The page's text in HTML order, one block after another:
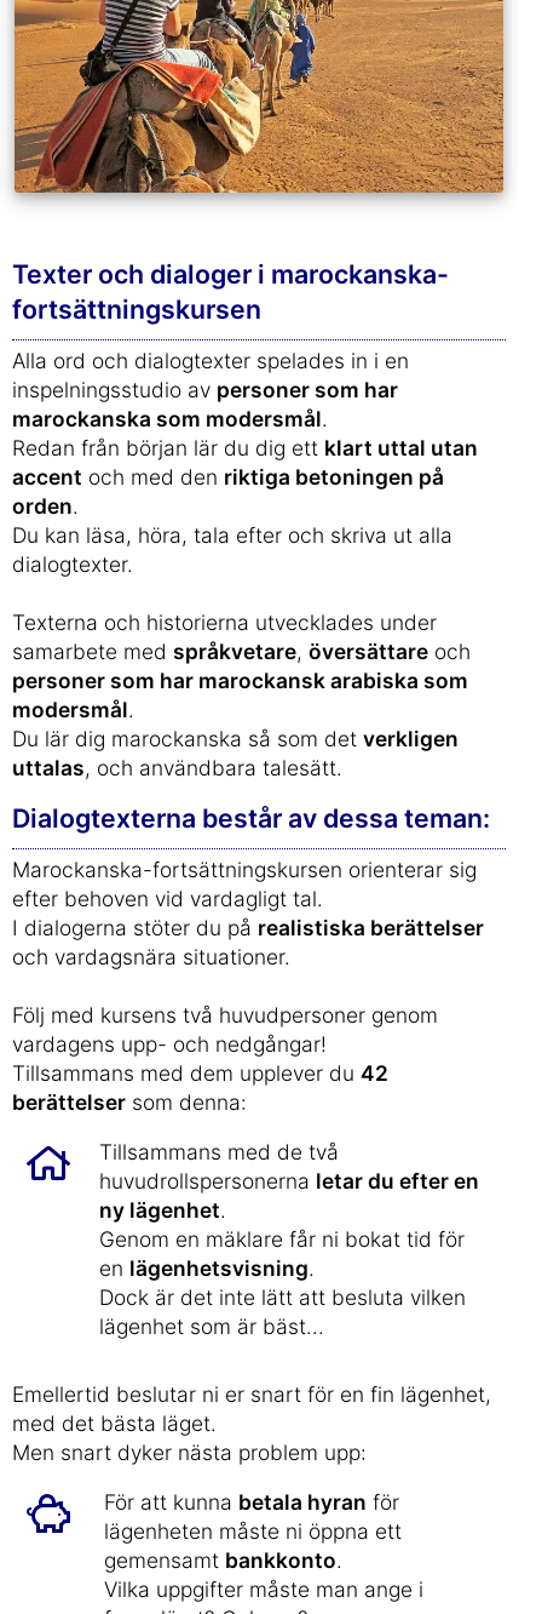
Texter och dialoger i marockanska-
fortsättningskursen
Alla ord och dialogtexter spelades in i en
inspelningsstudio av personer som har
marockanska som modersmål.
Redan från början lär du dig ett klart uttal utan
accent och med den riktiga betoningen på
orden.
Du kan läsa, höra, tala efter och skriva ut alla
dialogtexter.
Texterna och historierna utvecklades under
samarbete med språkvetare, översättare och
personer som har marockansk arabiska som
modersmål.
Du lär dig marockanska så som det verkligen
uttalas, och användbara talesätt.
Dialogtexterna består av dessa teman:
Marockanska-fortsättningskursen orienterar sig
efter behoven vid vardagligt tal.
I dialogerna stöter du på realistiska berättelser
och vardagsnära situationer.
Följ med kursens två huvudpersoner genom
vardagens upp- och nedgångar!
Tillsammans med dem upplever du 42
berättelser som denna:
Tillsammans med de två
huvudrollspersonerna letar du efter en
ny lägenhet.
Genom en mäklare får ni bokat tid för
en lägenhetsvisning.
Dock är det inte lätt att besluta vilken
lägenhet som är bäst...
Emellertid beslutar ni er snart för en fin lägenhet,
med det bästa läget.
Men snart dyker nästa problem upp:
För att kunna betala hyran för
lägenheten måste ni öppna ett
gemensamt bankkonto.
Vilka uppgifter måste man ange i